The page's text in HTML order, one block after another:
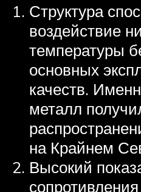
Структура
воздействие
температуры
основных
качеств.
металл
на Крайнем
Высокий